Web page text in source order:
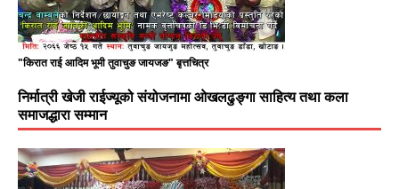
"किरात राई आदिम भूमी तुवाचुङ जायजङ" बृत्तचित्र
निर्मात्री खेजी राईज्यूको संयोजनामा ओखलढुङ्गा साहित्य तथा कला
समाजद्धारा सम्मान